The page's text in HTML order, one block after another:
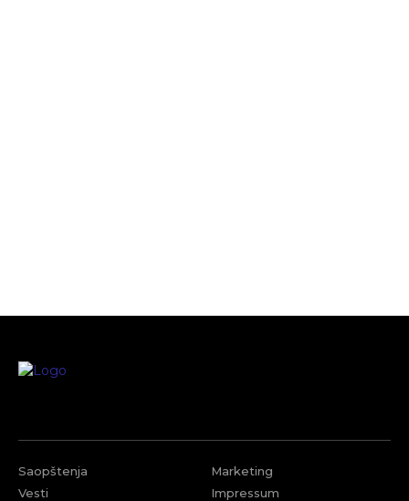
Saopštenja
Vesti
Marketing
Impressum